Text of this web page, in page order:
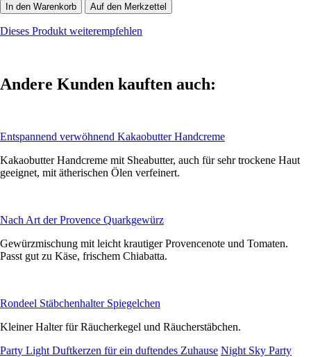
In den Warenkorb Auf den Merkzettel
Dieses Produkt weiterempfehlen
Andere Kunden kauften auch:
Entspannend verwöhnend Kakaobutter Handcreme
Kakaobutter Handcreme mit Sheabutter, auch für sehr trockene Haut
geeignet, mit ätherischen Ölen verfeinert.
Nach Art der Provence Quarkgewürz
Gewürzmischung mit leicht krautiger Provencenote und Tomaten.
Passt gut zu Käse, frischem Chiabatta.
Rondeel Stäbchenhalter Spiegelchen
Kleiner Halter für Räucherkegel und Räucherstäbchen.
Party Light Duftkerzen für ein duftendes Zuhause Night Sky Party